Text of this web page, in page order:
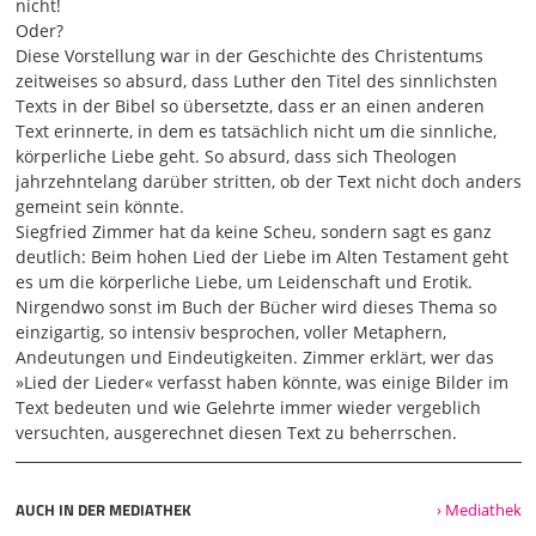
- und es ist ihm auch gelungen -, indem er jetzt dieses
alttestamentliche Lied der Lieder auch Hohes Lied nennt.
Er wollte, dass man sofort an das Hohelied im Neuen
Testament denkt. Und das Lied im Neuen Testament, das
Hohelied der Liebe in 1. Korinther 13, da geht es wirklich
um die Agape, die Liebe, die nicht an das Ihre denkt, die
langmütig ist und so weiter und so weiter. Aber zwischen
dem
03:03
Hohen Lied des Alten Testaments und dem Hohen Lied des
Neuen Testaments gibt es sehr tiefgreifende Unterschiede,
die Luther eher verniedlichen wollte. Denn im Hohen Lied
des Alten Testaments, im Lied der Lieder, da geht es nicht
einfach um die Agape. Es geht schon auch um die Liebe,
aber es geht vor allem um die körperliche Seite der Liebe,
um die Leidenschaft, um die Sehnsucht, um die Erotik.
Darum geht es im Lied der Lieder. Und das war Luther gar
nicht geheuer, denn Luther vertrat wie alle Leute seiner
des Hohen Lieds. Und da geht es dann nicht um zwei
nicht!
Oder?
Diese Vorstellung war in der Geschichte des Christentums
zeitweises so absurd, dass Luther den Titel des sinnlichsten
Texts in der Bibel so übersetzte, dass er an einen anderen
Text erinnerte, in dem es tatsächlich nicht um die sinnliche,
körperliche Liebe geht. So absurd, dass sich Theologen
jahrzehntelang darüber stritten, ob der Text nicht doch anders
gemeint sein könnte.
Siegfried Zimmer hat da keine Scheu, sondern sagt es ganz
deutlich: Beim hohen Lied der Liebe im Alten Testament geht
es um die körperliche Liebe, um Leidenschaft und Erotik.
Nirgendwo sonst im Buch der Bücher wird dieses Thema so
einzigartig, so intensiv besprochen, voller Metaphern,
Andeutungen und Eindeutigkeiten. Zimmer erklärt, wer das
»Lied der Lieder« verfasst haben könnte, was einige Bilder im
Text bedeuten und wie Gelehrte immer wieder vergeblich
versuchten, ausgerechnet diesen Text zu beherrschen.
AUCH IN DER MEDIATHEK › Mediathek